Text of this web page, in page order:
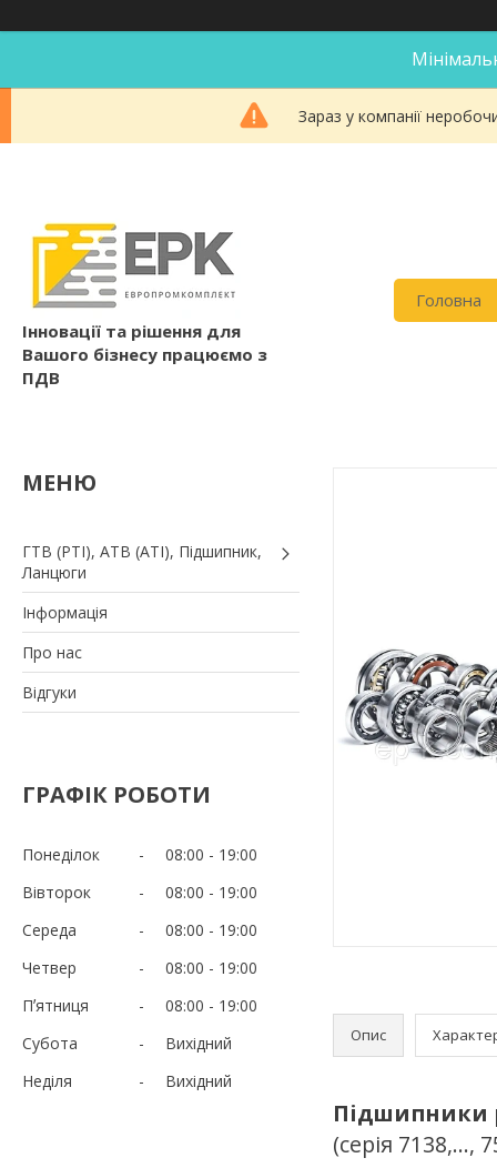
Зараз у компанії
Інновації та рішення для
Вашого бізнесу працюємо з
ПДВ
Головна
ГТВ (РТI), АТВ (АТI), Пiдшипник,
Ланцюги
Iнформація
Про нас
Вiдгуки
ГРАФІК РОБОТИ
Понеділок 08:00
19:00
Вівторок
08:00
19:00
Середа
08:00
19:00
Четвер
08:00
19:00
Пʼятниця
08:00
19:00
Субота
Вихідний
Неділя
Вихідний
Опис
Підшипники
(серія 7138,...,